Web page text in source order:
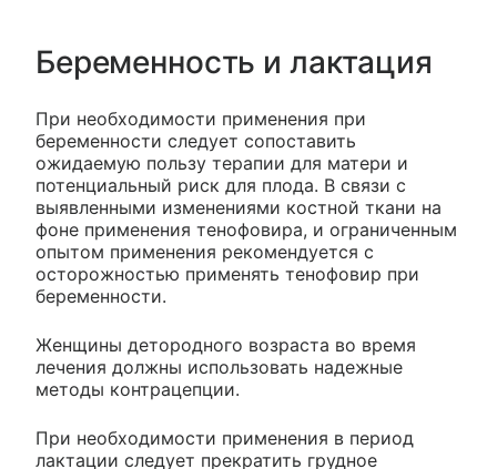
Беременность и лактация
При необходимости применения при
беременности следует сопоставить
ожидаемую пользу терапии для матери и
потенциальный риск для плода. В связи с
выявленными изменениями костной ткани на
фоне применения тенофовира, и ограниченным
опытом применения рекомендуется с
осторожностью применять тенофовир при
беременности.
Женщины детородного возраста во время
лечения должны использовать надежные
методы контрацепции.
При необходимости применения в период
лактации следует прекратить грудное